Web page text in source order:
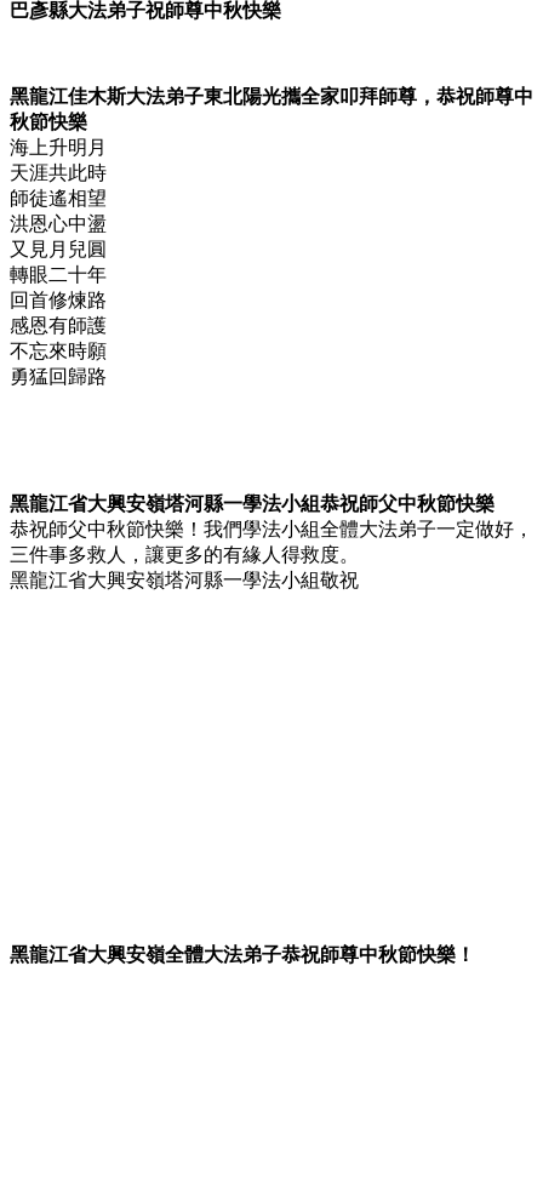
巴彥縣大法弟子祝師尊中秋快樂
黑龍江佳木斯大法弟子東北陽光攜全家叩拜師尊，恭祝師尊中
秋節快樂
海上升明月
天涯共此時
師徒遙相望
洪恩心中盪
又見月兒圓
轉眼二十年
回首修煉路
感恩有師護
不忘來時願
勇猛回歸路
黑龍江省大興安嶺塔河縣一學法小組恭祝師父中秋節快樂
恭祝師父中秋節快樂！我們學法小組全體大法弟子一定做好，
三件事多救人，讓更多的有緣人得救度。
黑龍江省大興安嶺塔河縣一學法小組敬祝
黑龍江省大興安嶺全體大法弟子恭祝師尊中秋節快樂！